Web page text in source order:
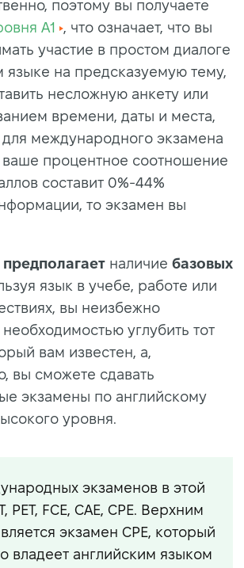
поэтому вы получаете
A1
, что означает, что вы
участие в простом диалоге
языке на предсказуемую тему,
несложную анкету или
времени, даты и места,
для международного экзамена
ваше процентное соотношение
составит 0%-44%
то экзамен вы
наличие базовых
язык в учебе, работе или
вы неизбежно
необходимостью углубить тот
вам известен, а,
вы сможете сдавать
экзамены по английскому
уровня.
экзаменов в этой
PET, FCE, CAE, CPE. Верхним
экзамен CPE, который
владеет английским языком